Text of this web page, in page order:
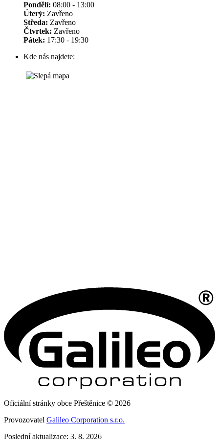
Pondělí: 08:00 - 13:00
Úterý: Zavřeno
Středa: Zavřeno
Čtvrtek: Zavřeno
Pátek: 17:30 - 19:30
Kde nás najdete:
Oficiální stránky obce Přeštěnice © 2026
Provozovatel Galileo Corporation s.r.o.
Poslední aktualizace: 3. 8. 2026